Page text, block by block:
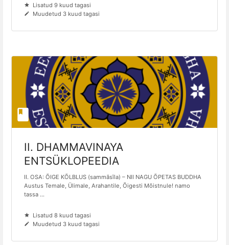
Lisatud 9 kuud tagasi
Muudetud 3 kuud tagasi
II. DHAMMAVINAYA
ENTSÜKLOPEEDIA
II. OSA: ÕIGE KÕLBLUS (sammāsīla) – NII NAGU ÕPETAS BUDDHA
Austus Temale, Ülimale, Arahantile, Õigesti Mõistnule! namo
tassa ...
Lisatud 8 kuud tagasi
Muudetud 3 kuud tagasi